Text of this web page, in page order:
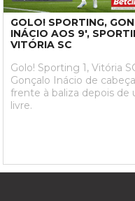
GOLO! SPORTING,
INÁCIO AOS 9',
VITÓRIA SC
Golo! Sporting 1, Vitória
Gonçalo Inácio de
frente à baliza depois de
livre.